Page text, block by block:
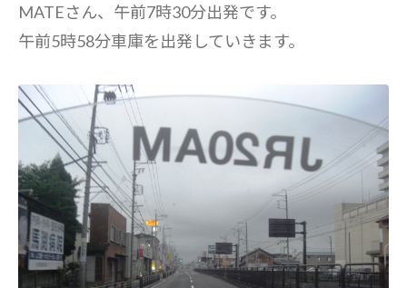
MATEさん、午前7時30分出発です。
午前5時58分車庫を出発していきます。